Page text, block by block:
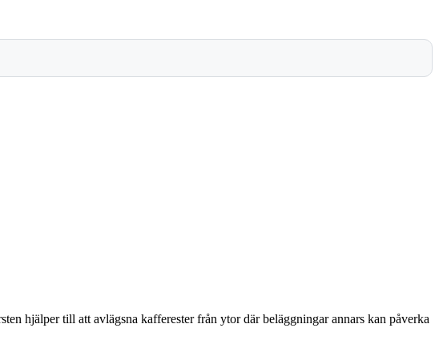
hjälper till att avlägsna kafferester från ytor där beläggningar annars kan påverka